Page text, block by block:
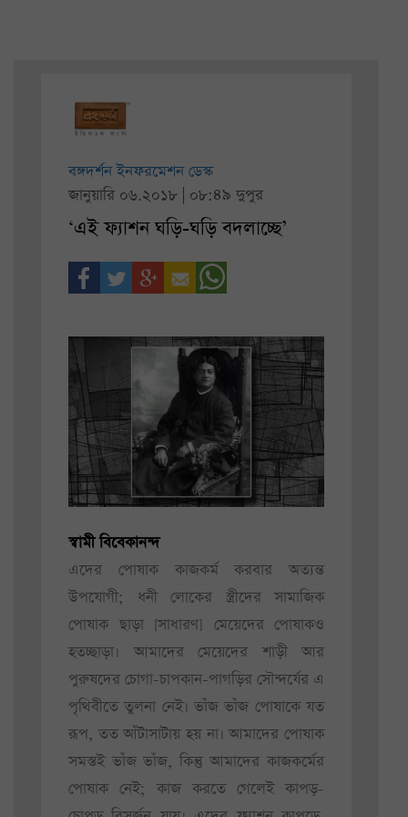
বঙ্গদর্শন ইনফরমেশন ডেস্ক
জানুয়ারি ০৬.২০১৮ | ০৮:৪৯ দুপুর
‘এই ফ্যাশন ঘড়ি-ঘড়ি বদলাচ্ছে’
স্বামী বিবেকানন্দ
এদের পোষাক কাজকর্ম করবার অত্যন্ত
উপযোগী; ধনী লোকের স্ত্রীদের সামাজিক
পোষাক ছাড়া [সাধারণ] মেয়েদের পোষাকও
হতচ্ছাড়া। আমাদের মেয়েদের শাড়ী আর
পুরুষদের চোগা-চাপকান-পাগড়ির সৌন্দর্যের এ
পৃথিবীতে তুলনা নেই। ভাঁজ ভাঁজ পোষাকে যত
রূপ, তত আঁটাসাটায় হয় না। আমাদের পোষাক
সমস্তই ভাঁজ ভাঁজ, কিন্তু আমাদের কাজকর্মের
পোষাক নেই; কাজ করতে গেলেই কাপড়-